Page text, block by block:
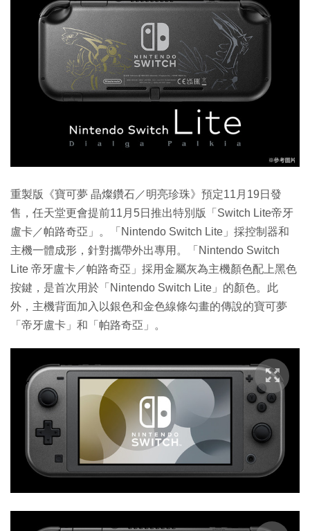
重製版《寶可夢 晶燦鑽石／明亮珍珠》預定11月19日發
售，任天堂更會提前11月5日推出特別版「Switch Lite帝牙
盧卡／帕路奇亞」。「Nintendo Switch Lite」採控制器和
主機一體成形，針對攜帶外出專用。「Nintendo Switch
Lite 帝牙盧卡／帕路奇亞」採用金屬灰為主機顏色配上黑色
按鍵，是首次用於「Nintendo Switch Lite」的顏色。此
外，主機背面加入以銀色和金色線條勾畫的傳說的寶可夢
「帝牙盧卡」和「帕路奇亞」。